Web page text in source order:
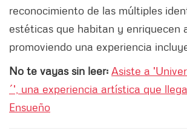
reconocimiento de las múltiples
estéticas que habitan y enriquecen
promoviendo una experiencia
No te vayas sin leer: Asiste a
´', una experiencia artística que
Ensueño